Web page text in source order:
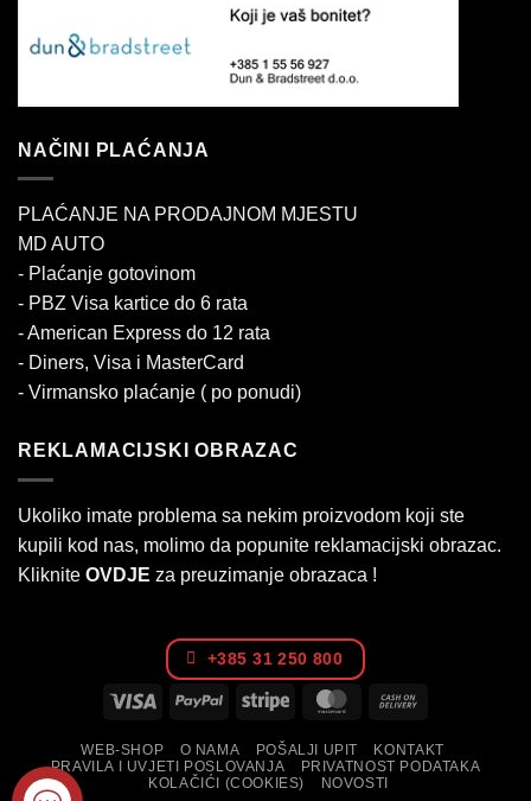
NAČINI PLAĆANJA
PLAĆANJE NA PRODAJNOM MJESTU
MD AUTO
- Plaćanje gotovinom
- PBZ Visa kartice do 6 rata
- American Express do 12 rata
- Diners, Visa i MasterCard
- Virmansko plaćanje ( po ponudi)
REKLAMACIJSKI OBRAZAC
Ukoliko imate problema sa nekim proizvodom koji ste
kupili kod nas, molimo da popunite reklamacijski obrazac.
Kliknite OVDJE za preuzimanje obrazaca !
+385 31 250 800
Visa PayPal Stripe MasterCard
Delivery
WEB-SHOP O NAMA POŠALJI UPIT
KONTAKT
PRAVILA I UVJETI POSLOVANJA
PRIVATNOST PODATAKA
KOLAČIĆI (COOKIES)
NOVOSTI